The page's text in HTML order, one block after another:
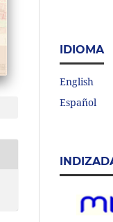
IDIOMA
English
Español